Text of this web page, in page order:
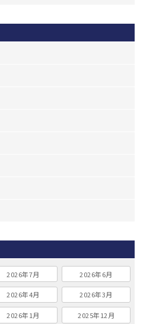
2026年7月 2026年6月
2026年4月 2026年3月
2026年1月 2025年12月